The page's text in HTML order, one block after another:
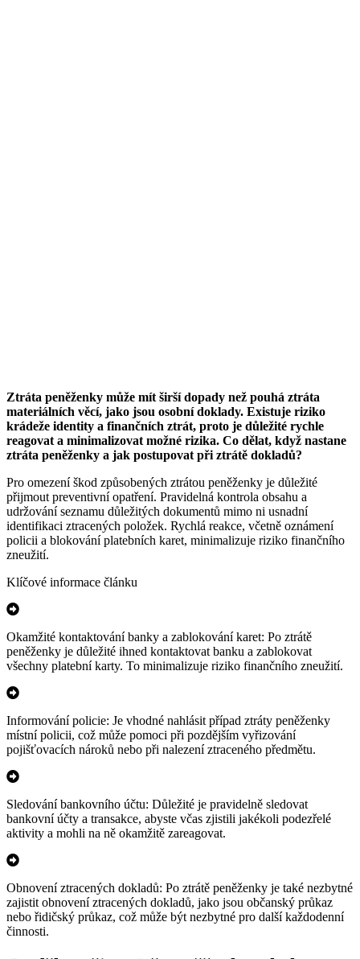
Ztráta peněženky může mít širší dopady než pouhá ztráta
materiálních věcí, jako jsou osobní doklady. Existuje riziko
krádeže identity a finančních ztrát, proto je důležité rychle
reagovat a minimalizovat možné rizika. Co dělat, když nastane
ztráta peněženky a jak postupovat při ztrátě dokladů?
Pro omezení škod způsobených ztrátou peněženky je důležité
přijmout preventivní opatření. Pravidelná kontrola obsahu a
udržování seznamu důležitých dokumentů mimo ni usnadní
identifikaci ztracených položek. Rychlá reakce, včetně oznámení
policii a blokování platebních karet, minimalizuje riziko finančního
zneužití.
Klíčové informace článku
Okamžité kontaktování banky a zablokování karet: Po ztrátě
peněženky je důležité ihned kontaktovat banku a zablokovat
všechny platební karty. To minimalizuje riziko finančního zneužití.
Informování policie: Je vhodné nahlásit případ ztráty peněženky
místní policii, což může pomoci při pozdějším vyřizování
pojišťovacích nároků nebo při nalezení ztraceného předmětu.
Sledování bankovního účtu: Důležité je pravidelně sledovat
bankovní účty a transakce, abyste včas zjistili jakékoli podezřelé
aktivity a mohli na ně okamžitě zareagovat.
Obnovení ztracených dokladů: Po ztrátě peněženky je také nezbytné
zajistit obnovení ztracených dokladů, jako jsou občanský průkaz
nebo řidičský průkaz, což může být nezbytné pro další každodenní
činnosti.